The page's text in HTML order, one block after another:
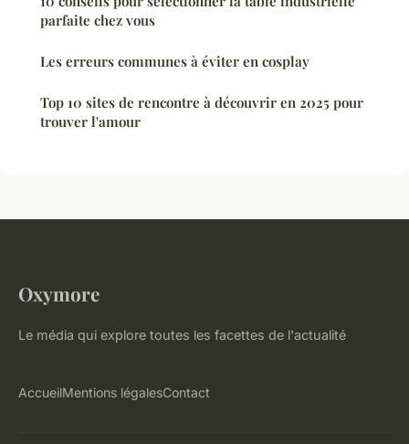
parfaite chez vous
Les erreurs communes à éviter en cosplay
Top 10 sites de rencontre à découvrir en 2025 pour
trouver l'amour
Oxymore
Le média qui explore toutes les facettes de l'actualité
AccueilMentions légalesContact